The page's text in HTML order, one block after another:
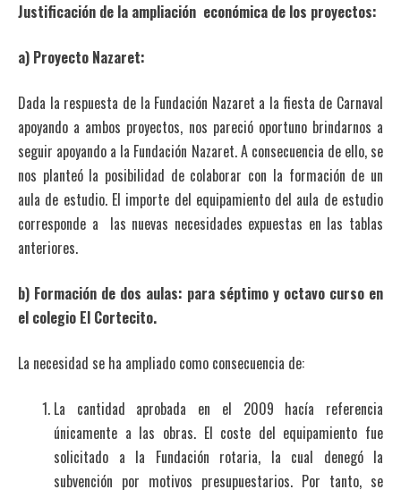
Justificación de la ampliación económica de los proyectos:
a) Proyecto Nazaret:
Dada la respuesta de la Fundación Nazaret a la fiesta de Carnaval
apoyando a ambos proyectos, nos pareció oportuno brindarnos a
seguir apoyando a la Fundación Nazaret. A consecuencia de ello, se
nos planteó la posibilidad de colaborar con la formación de un
aula de estudio. El importe del equipamiento del aula de estudio
corresponde a las nuevas necesidades expuestas en las tablas
anteriores.
b) Formación de dos aulas: para séptimo y octavo curso en
el colegio El Cortecito.
La necesidad se ha ampliado como consecuencia de:
La cantidad aprobada en el 2009 hacía referencia
únicamente a las obras. El coste del equipamiento fue
solicitado a la Fundación rotaria, la cual denegó la
subvención por motivos presupuestarios. Por tanto, se